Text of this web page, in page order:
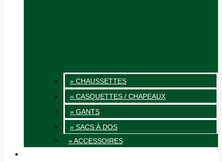
» CHAUSSETTES
» CASQUETTES / CHAPEAUX
» GANTS
» SACS À DOS
» ACCESSOIRES